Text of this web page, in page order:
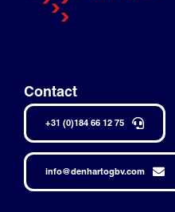
Contact
+31 (0)184 66 12 75
info@denhartogbv.com